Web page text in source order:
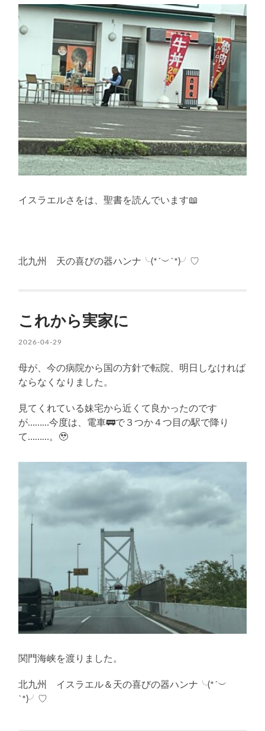
イスラエルさをは、聖書を読んでいます📖
北九州 天の喜びの器ハンナ╰(*´︶`*)╯♡
これから実家に
2026-04-29
母が、今の病院から国の方針で転院、明日しなければ
ならなくなりました。
見てくれている妹宅から近くて良かったのです
が………今度は、電車🚃で３つか４つ目の駅で降り
て………。🥹
関門海峡を渡りました。
北九州 イスラエル＆天の喜びの器ハンナ╰(*´︶
`*)╯♡